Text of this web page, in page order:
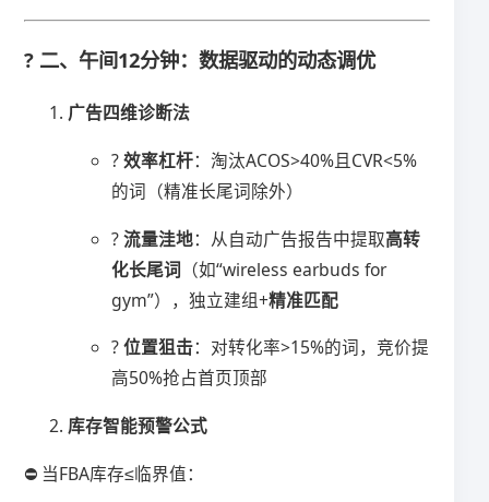
? 二、午间12分钟：数据驱动的动态调优
​广告四维诊断法​
? ​​效率杠杆​​：淘汰ACOS>40%且CVR<5%
的词（精准长尾词除外）
? ​​流量洼地​​：从自动广告报告中提取​​高转
化长尾词​ ​（如“wireless earbuds for
gym”），独立建组+​​精准匹配​
? ​​位置狙击​​：对转化率>15%的词，竞价提
高50%抢占首页顶部
​库存智能预警公式​
⛔ 当FBA库存≤临界值：